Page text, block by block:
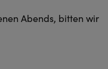
Abends, bitten wir